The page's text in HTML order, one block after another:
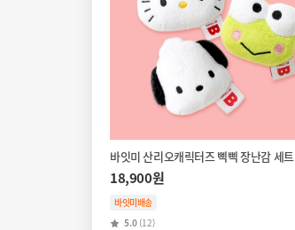
바잇미 산리오캐릭터즈 삑삑 장난감 세트
18,900원
바잇미배송
5.0 (12)